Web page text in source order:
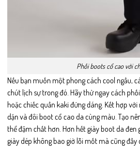
Phối boots cổ cao với
Nếu bạn muốn một phong cách cool ngầu,
chút lịch sự trong đó. Hãy thử ngay cách
hoặc chiếc quần kaki đứng dáng. Kết hợp
dặn và đôi boot cổ cao da cùng màu. Tạo
thể đậm chất hơn. Hơn hết giày boot da đen
giày dép không bao giờ lỗi mốt mà cũng đầy